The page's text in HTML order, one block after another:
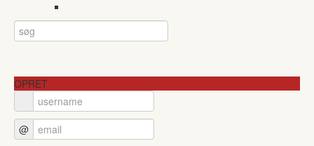
OPRET
@